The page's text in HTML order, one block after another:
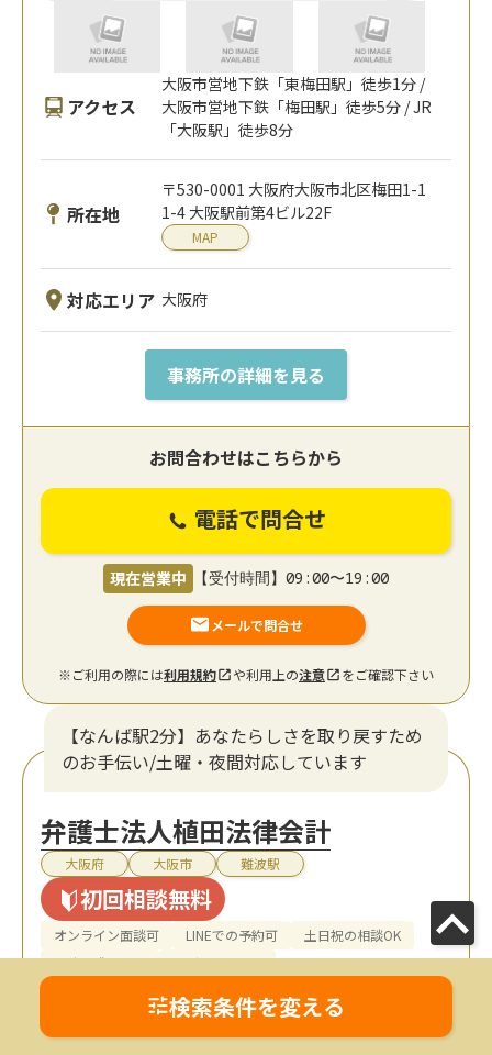
アクセス
大阪市営地下鉄「東梅田駅」徒歩1分 /
大阪市営地下鉄「梅田駅」徒歩5分 / JR
「大阪駅」徒歩8分
所在地
〒530-0001 大阪府大阪市北区梅田1-1
1-4 大阪駅前第4ビル22F
MAP
対応エリア 大阪府
事務所の詳細を見る
お問合わせはこちらから
電話で問合せ
現在営業中 【受付時間】09:00〜19:00
メールで問合せ
※ご利用の際には利用規約 や利用上の注意 をご確認下さい
【なんば駅2分】あなたらしさを取り戻すため
のお手伝い/土曜・夜間対応しています
弁護士法人植田法律会計
大阪府 大阪市 難波駅
初回相談無料
オンライン面談可 LINEでの予約可
土日祝の相談OK
女性弁護士在籍
19時以降TEL可
検索条件を変える